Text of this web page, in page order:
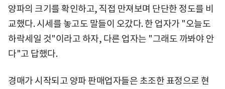
양파의 크기를 확인하고, 직접 만져보며 단단한 정도를 비
교했다. 시세를 놓고도 말들이 오갔다. 한 업자가 "오늘도
하락세일 것"이라고 하자, 다른 업자는 "그래도 까봐야 안
다"고 답했다.
경매가 시작되고 양파 판매업자들은 초조한 표정으로 현